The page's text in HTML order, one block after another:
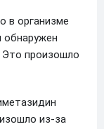
в организме
обнаружен
Это произошло
из-за